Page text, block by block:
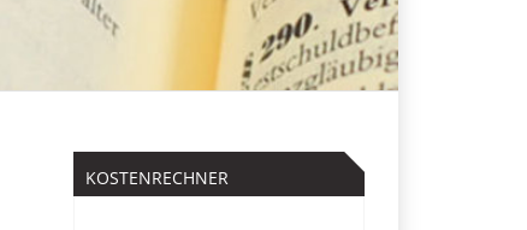
KOSTENRECHNER